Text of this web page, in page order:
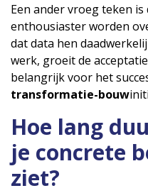
Een ander vroeg teken
enthousiaster worden
dat data hen
werk, groeit de
belangrijk voor het
transformatie-bouw
Hoe lang
je concrete
ziet?